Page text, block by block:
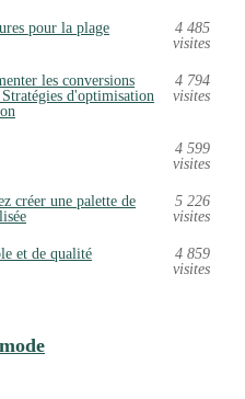
pour la plage
4 485
visites
les conversions
d'optimisation
4 794
visites
4 599
visites
créer une palette de
5 226
visites
et de qualité
4 859
visites